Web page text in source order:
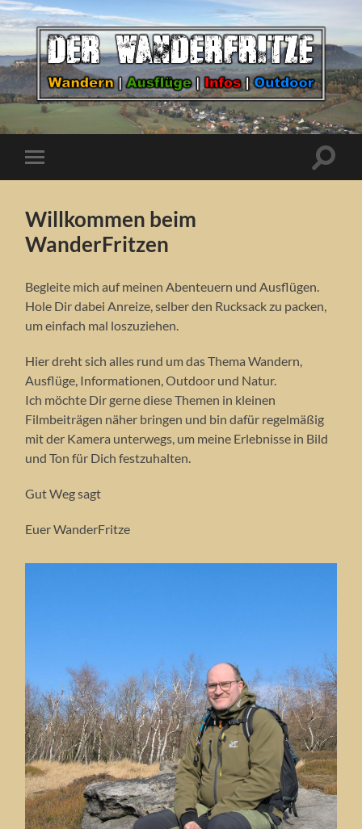
Der
WanderFritze
Mobile-
Menü
Willkommen beim
WanderFritzen
Begleite mich auf meinen Abenteuern und Ausflügen.
Hole Dir dabei Anreize, selber den Rucksack zu packen,
um einfach mal loszuziehen.
Hier dreht sich alles rund um das Thema Wandern,
Ausflüge, Informationen, Outdoor und Natur.
Ich möchte Dir gerne diese Themen in kleinen
Filmbeiträgen näher bringen und bin dafür regelmäßig
mit der Kamera unterwegs, um meine Erlebnisse in Bild
und Ton für Dich festzuhalten.
Gut Weg sagt
Euer WanderFritze